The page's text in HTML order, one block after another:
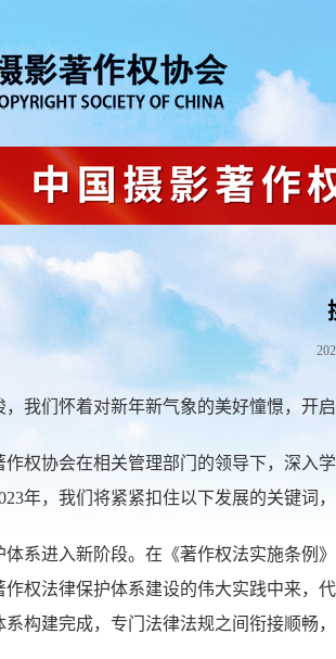
我们怀着对新年新气象的美好憧憬，开
作权协会在相关管理部门的领导下，深
年，我们将紧紧扣住以下发展的关键词
体系进入新阶段。在《著作权法实施条例
作权法律保护体系建设的伟大实践中来，
系构建完成，专门法律法规之间衔接顺畅